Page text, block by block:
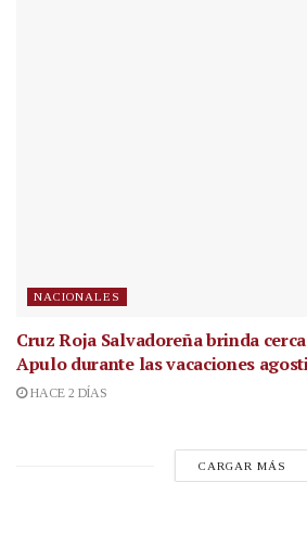
NACIONALES
Cruz Roja Salvadoreña brinda
Apulo durante las vacaciones
HACE 2 DÍAS
CARGAR MÁS